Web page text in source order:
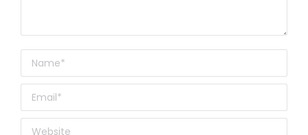
Name *
Email *
Website